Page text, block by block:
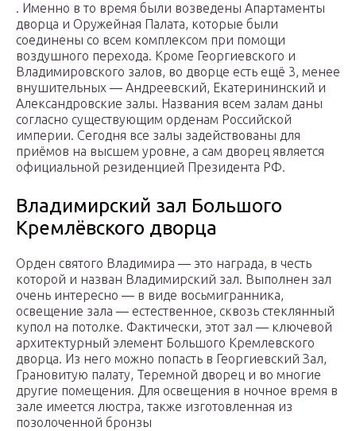
. Именно в то время были возведены Апартаменты
дворца и Оружейная Палата, которые были
соединены со всем комплексом при помощи
воздушного перехода. Кроме Георгиевского и
Владимировского залов, во дворце есть ещё 3, менее
внушительных — Андреевский, Екатерининский и
Александровские залы. Названия всем залам даны
согласно существующим орденам Российской
империи. Сегодня все залы задействованы для
приёмов на высшем уровне, а сам дворец является
официальной резиденцией Президента РФ.
Владимирский зал Большого
Кремлёвского дворца
Орден святого Владимира — это награда, в честь
которой и назван Владимирский зал. Выполнен зал
очень интересно — в виде восьмигранника,
освещение зала — естественное, сквозь стеклянный
купол на потолке. Фактически, этот зал — ключевой
архитектурный элемент Большого Кремлевского
дворца. Из него можно попасть в Георгиевский Зал,
Грановитую палату, Теремной дворец и во многие
другие помещения. Для освещения в ночное время в
зале имеется люстра, также изготовленная из
позолоченной бронзы